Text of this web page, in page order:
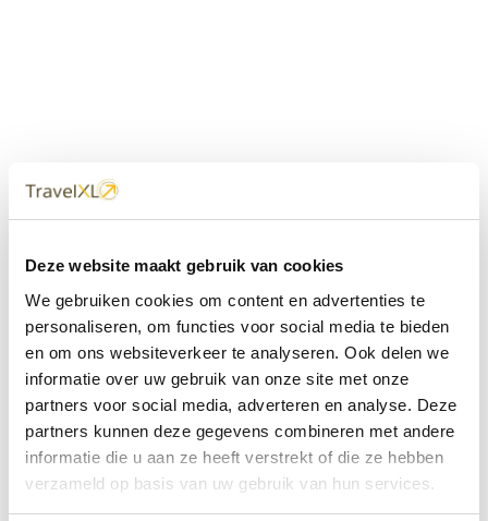
Deze website maakt gebruik van cookies
We gebruiken cookies om content en advertenties te
personaliseren, om functies voor social media te bieden
en om ons websiteverkeer te analyseren. Ook delen we
informatie over uw gebruik van onze site met onze
partners voor social media, adverteren en analyse. Deze
partners kunnen deze gegevens combineren met andere
informatie die u aan ze heeft verstrekt of die ze hebben
verzameld op basis van uw gebruik van hun services.
dichtbij
Met 60+ verkooppunten in Nederland en België staan wij
met onze XL Travelcenters, mobiele reisadviseurs van
TravelXL@Home en deze website altijd voor uw vakantie
klaar.
• Ontzorgen van A-Z • Onafhankelijk advies • Maatwerk •
Bespaar tijd en stress
TravelXLreisbureau's